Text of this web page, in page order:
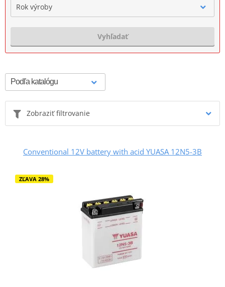
Rok výroby
Vyhľadať
Zobraziť filtrovanie
Conventional 12V battery with acid YUASA 12N5-3B
ZĽAVA 28%